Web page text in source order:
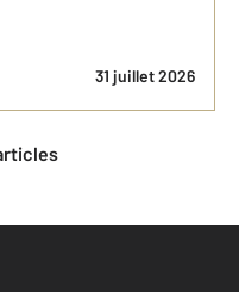
31 juillet 2026